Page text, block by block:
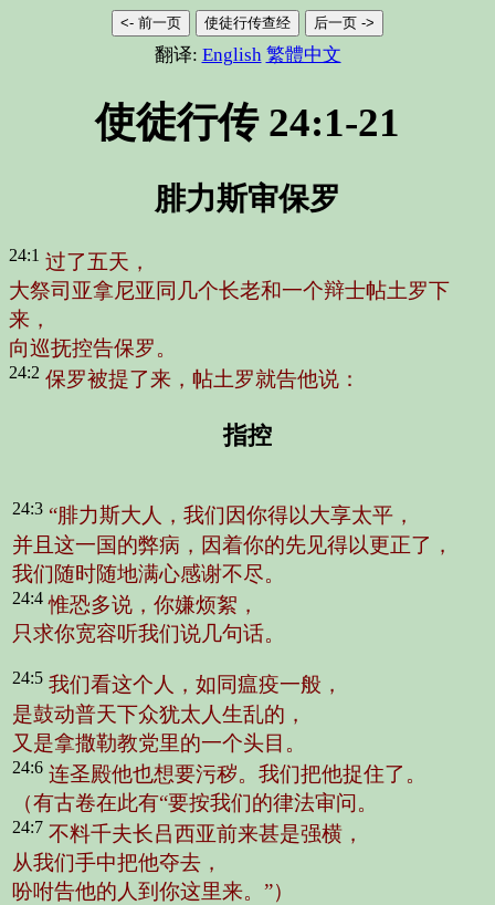
<- 前一页 使徒行传查经 后一页 ->
翻译: English 繁體中文
使徒行传 24:1-21
腓力斯审保罗
24:1 过了五天，
大祭司亚拿尼亚同几个长老和一个辩士帖土罗下
来，
向巡抚控告保罗。
24:2 保罗被提了来，帖土罗就告他说：
指控
24:3 “腓力斯大人，我们因你得以大享太平，
并且这一国的弊病，因着你的先见得以更正了，
我们随时随地满心感谢不尽。
24:4 惟恐多说，你嫌烦絮，
只求你宽容听我们说几句话。
24:5 我们看这个人，如同瘟疫一般，
是鼓动普天下众犹太人生乱的，
又是拿撒勒教党里的一个头目。
24:6 连圣殿他也想要污秽。我们把他捉住了。
（有古卷在此有“要按我们的律法审问。
24:7 不料千夫长吕西亚前来甚是强横，
从我们手中把他夺去，
吩咐告他的人到你这里来。”）